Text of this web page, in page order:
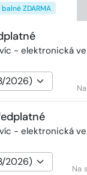
ZDARMA
- elektronická
- elektronická
Na